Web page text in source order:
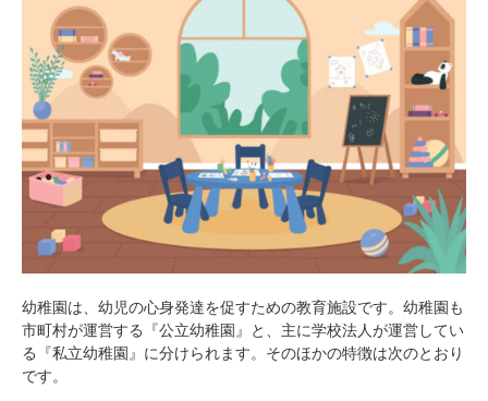
幼稚園は、幼児の心身発達を促すための教育施設です。幼稚園も
市町村が運営する『公立幼稚園』と、主に学校法人が運営してい
る『私立幼稚園』に分けられます。そのほかの特徴は次のとおり
です。